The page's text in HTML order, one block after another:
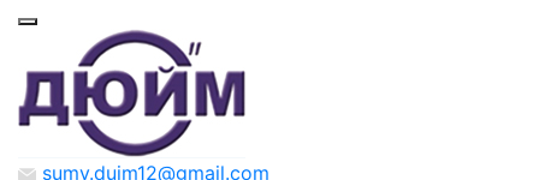
sumy.duim12@gmail.com